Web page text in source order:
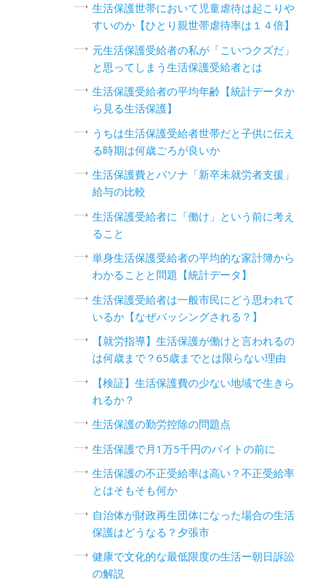
生活保護世帯において児童虐待は起こりや
すいのか【ひとり親世帯虐待率は１４倍】
元生活保護受給者の私が「こいつクズだ」
と思ってしまう生活保護受給者とは
生活保護受給者の平均年齢【統計データか
ら見る生活保護】
うちは生活保護受給者世帯だと子供に伝え
る時期は何歳ごろが良いか
生活保護費とパソナ「新卒未就労者支援」
給与の比較
生活保護受給者に「働け」という前に考え
ること
単身生活保護受給者の平均的な家計簿から
わかることと問題【統計データ】
生活保護受給者は一般市民にどう思われて
いるか【なぜバッシングされる？】
【就労指導】生活保護が働けと言われるの
は何歳まで？65歳までとは限らない理由
【検証】生活保護費の少ない地域で生きら
れるか？
生活保護の勤労控除の問題点
生活保護で月1万5千円のバイトの前に
生活保護の不正受給率は高い？不正受給率
とはそもそも何か
自治体が財政再生団体になった場合の生活
保護はどうなる？夕張市
健康で文化的な最低限度の生活ー朝日訴訟
の解説